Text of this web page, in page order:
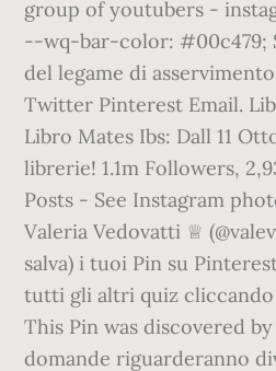
group of youtubers -
--wq-bar-color: #00c479;
del legame di
Twitter Pinterest Email.
Libro Mates Ibs: Dall 11
librerie! 1.1m Followers,
Posts - See Instagram
Valeria Vedovatti ♕
salva) i tuoi Pin su
tutti gli altri quiz cliccando
This Pin was discovered
domande riguarderanno